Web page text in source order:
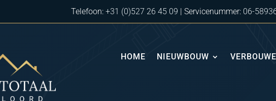
Telefoon:+31 (0)527 26 45 09 | Servicenummer: 06-
HOME NIEUWBOUW